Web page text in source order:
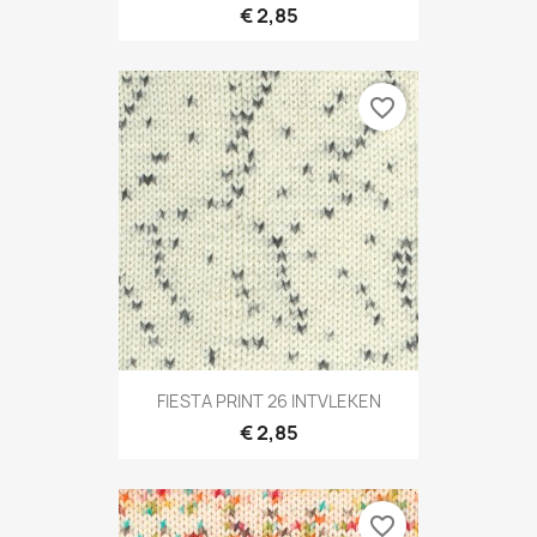
€ 2,85
FIESTA PRINT 26 INTVLEKEN
€ 2,85
favorite_border
favorite_border